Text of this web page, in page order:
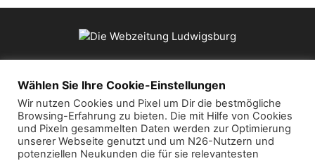
ÜBER UNS
Kontaktieren Sie uns:mail@die-webzeitung.de
Wählen Sie Ihre Cookie-Einstellungen
Wir nutzen Cookies und Pixel um Dir die bestmögliche
Browsing-Erfahrung zu bieten. Die mit Hilfe von Cookies
und Pixeln gesammelten Daten werden zur Optimierung
unserer Webseite genutzt und um N26-Nutzern und
potenziellen Neukunden die für sie relevantesten